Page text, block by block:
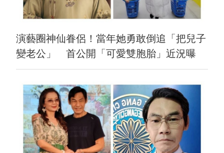
演藝圈神仙眷侶！當年她勇敢倒追「把兒子
變老公」 首公開「可愛雙胞胎」近況曝